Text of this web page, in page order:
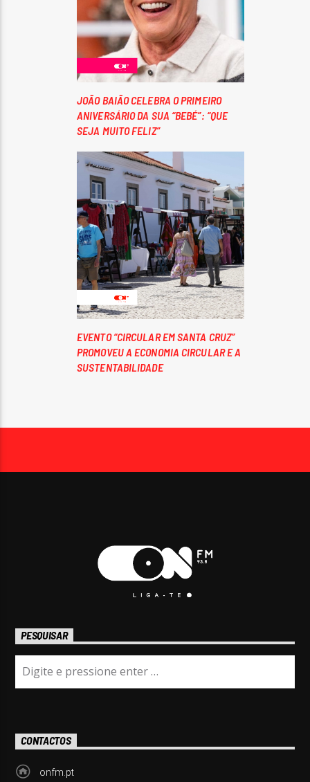
JOÃO BAIÃO CELEBRA O PRIMEIRO
ANIVERSÁRIO DA SUA “BEBÉ”: “QUE
SEJA MUITO FELIZ”
EVENTO “CIRCULAR EM SANTA CRUZ”
PROMOVEU A ECONOMIA CIRCULAR E A
SUSTENTABILIDADE
PESQUISAR
CONTACTOS
onfm.pt